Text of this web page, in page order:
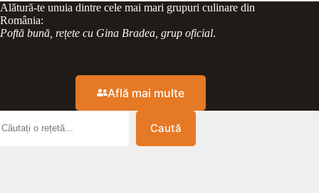
Alătură-te unuia dintre cele mai mari grupuri culinare din
România:
Poftă bună, rețete cu Gina Bradea, grup oficial.
Află mai multe
Caută